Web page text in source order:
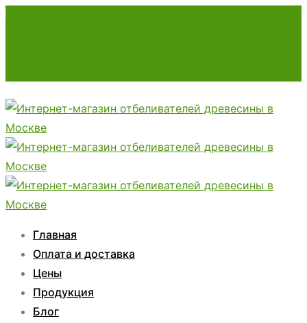
Главная
Оплата и доставка
Цены
Продукция
Блог